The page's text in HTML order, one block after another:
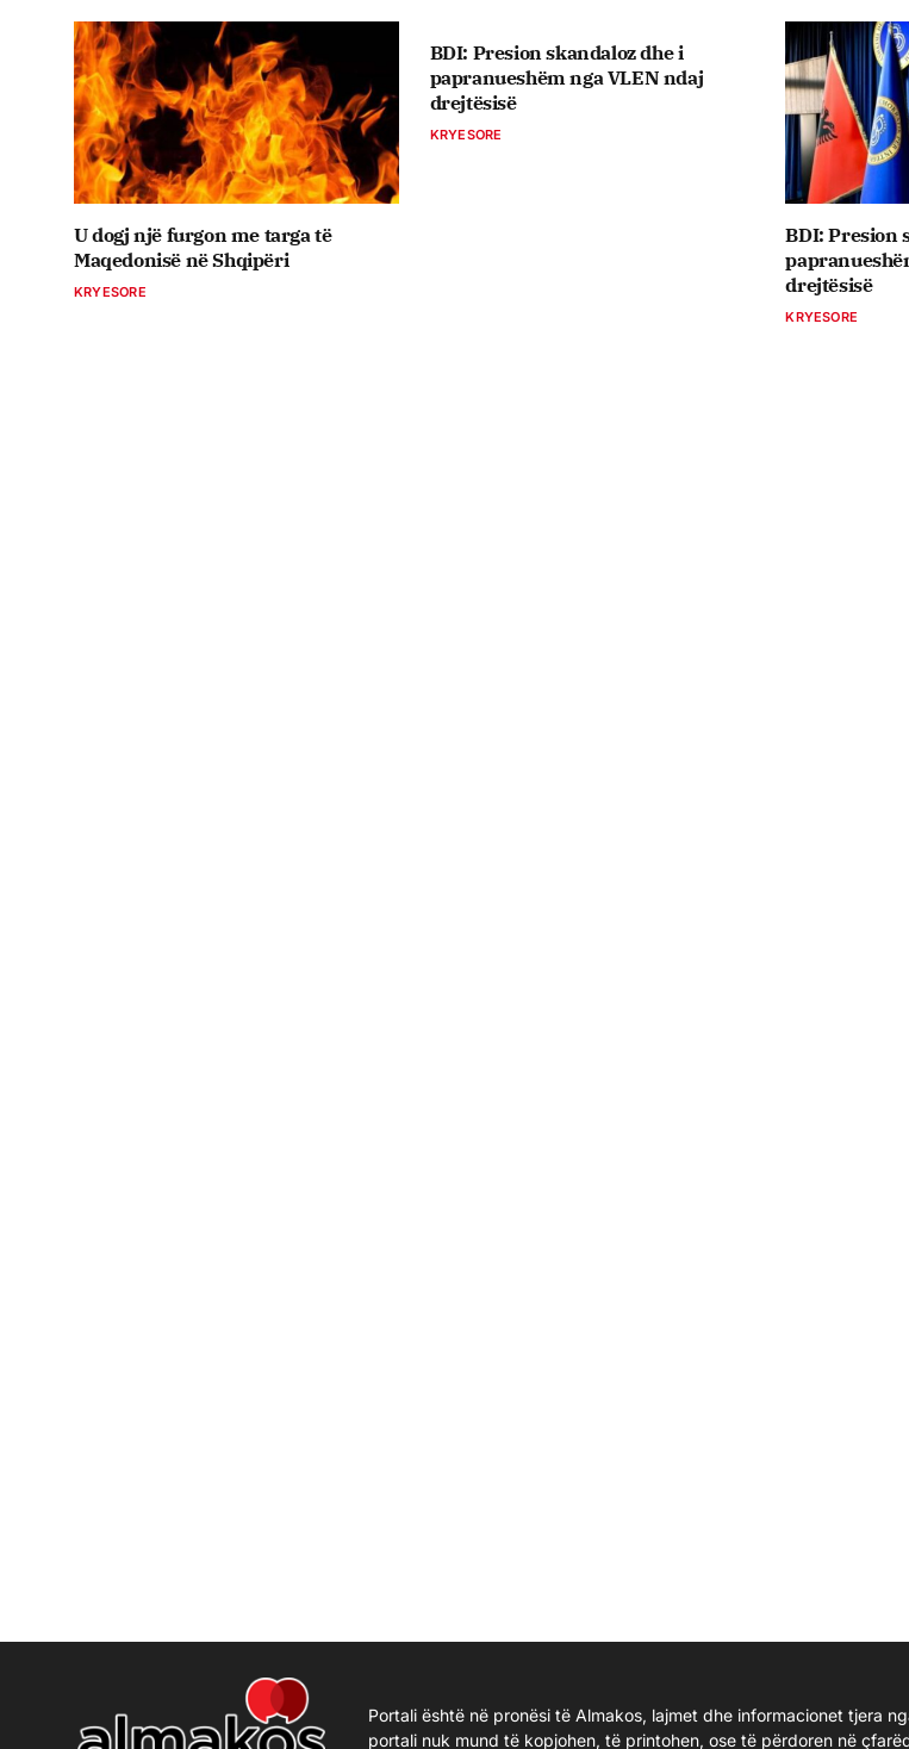
U dogj një furgon me targa të
Maqedonisë në Shqipëri
KRYESORE
BDI: Presion skandaloz dhe i
papranueshëm nga VLEN ndaj
drejtësisë
KRYESORE
BDI: Presion
drejtësisë
KRYESORE
Portali është në pronësi të Almakos, lajmet dhe informacionet tjera
portali nuk mund të kopjohen, të printohen, ose të përdoren në